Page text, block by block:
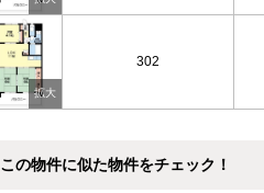
302
この物件に似た物件をチェック！